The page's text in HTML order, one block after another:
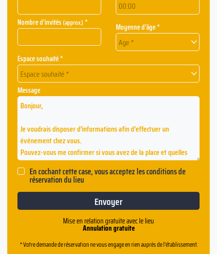
Nombre d'invités(approx.)* Moyenne d’âge *
Age *
Espace souhaité *
Espace souhaité *
Message
En cochant cette case, vous acceptez les conditions de
réservation du lieu
Mise en relation gratuite avec le lieu
Annulation gratuite
* Votre demande de réservation ne vous engage en rien auprès de l'établissement.